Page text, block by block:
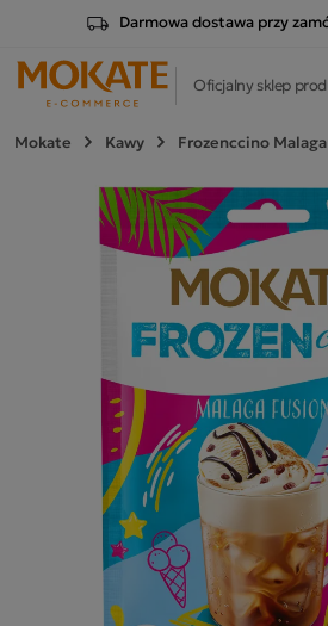
Darmowa dostawa przy
Oficjalny sklep
Mokate Kawy Frozenccino